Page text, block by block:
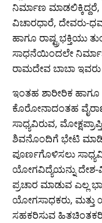
ನಿರ್ಮಾಣ ಮಾಡಲಿಕ್ಕಿದ್ದರೆ,
ವಿಚಾರಧಾರೆ, ದೇವರು-
ಹಾಗೂ ರಾಷ್ಟ್ರಭಕ್ತಿಯು
ಸಾಧನೆಯಿಂದಲೇ
ರಾಮದೇವ ಬಾಬಾ ಇವರು
ಇಂತಹ ಶಾರೀರಿಕ
ಕೊರೋನಾದಂತಹ
ಸಾಧ್ಯವಿರುವ,
ಶಿವನೊಂದಿಗೆ ಭೇಟಿ
ಪೂರ್ಣಗೊಳಿಸಲು
ಯೋಗವಿದ್ಯೆಯನ್ನು ದೇಶ-
ಪ್ರಚಾರ ಮಾಡುವ ಎಲ್ಲ
ಯೋಗಸಾಧಕರು,
ಸಹಕರಿಸುವ